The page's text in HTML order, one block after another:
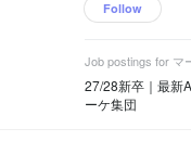
Follow
Job postings for マ
27/28新卒｜最新
ーケ集団